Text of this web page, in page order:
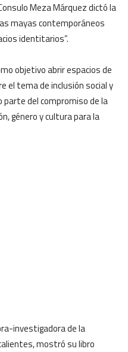
Meza Márquez dictó la
mayas contemporáneos
identitarios”.
objetivo abrir espacios de
el tema de inclusión social y
del compromiso de la
género y cultura para la
investigadora de la
mostró su libro